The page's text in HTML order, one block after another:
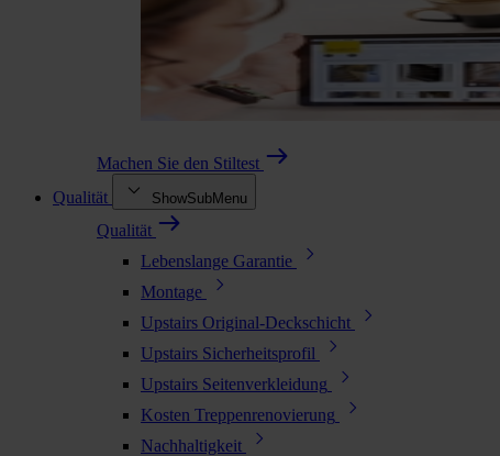
Machen Sie den Stiltest
Qualität
ShowSubMenu
Qualität
Lebenslange Garantie
Montage
Upstairs Original-Deckschicht
Upstairs Sicherheitsprofil
Upstairs Seitenverkleidung
Kosten Treppenrenovierung
Nachhaltigkeit